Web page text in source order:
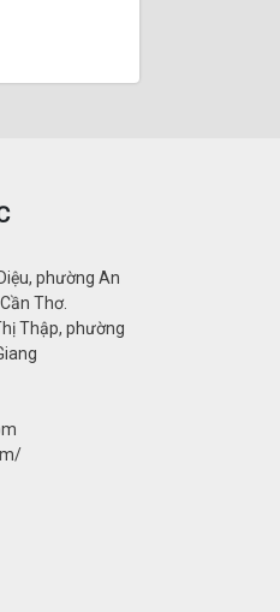
phường An
Thơ.
Thập, phường